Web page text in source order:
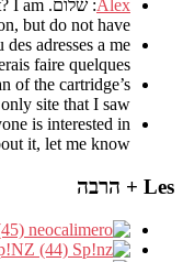
Alex: שלום. ? I am
, but do not have..
des adresses a me
faire quelques..
of the cartridge’s
site that I saw...
is interested in
it, let me know.
Les + הרבה